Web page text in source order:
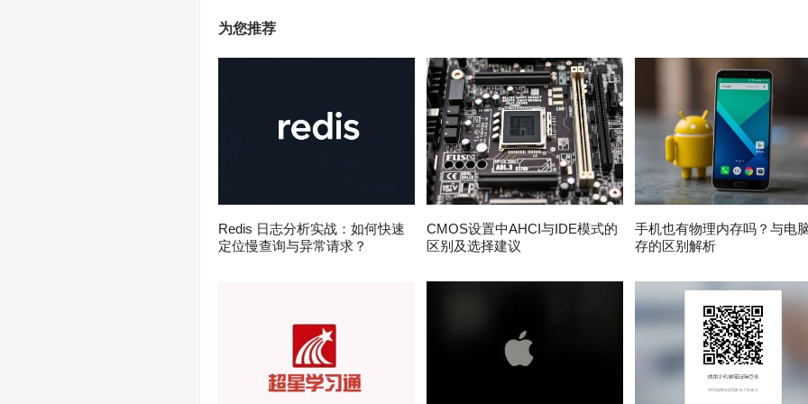
为您推荐
Redis 日志分析实战：如何快速
定位慢查询与异常请求？
CMOS设置中AHCI与IDE模式的
区别及选择建议
手机也有物理内存吗？与电
存的区别解析